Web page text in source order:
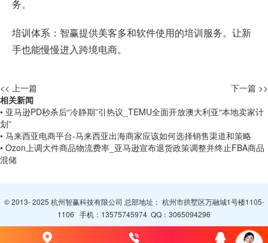
务。
培训体系：智赢提供美客多和软件使用的培训服务。让新
手也能慢慢进入跨境电商。
<< 上一篇
下一篇 >>
相关新闻
• 亚马逊PD秒杀后“冷静期”引热议_TEMU全面开放澳大利亚“本地卖家计
划”
• 马来西亚电商平台-马来西亚出海商家应该如何选择销售渠道和策略
• Ozon上调大件商品物流费率_亚马逊宣布退货政策调整并终止FBA商品
混储
© 2013- 2025 杭州智赢科技有限公司 总部地址： 杭州市拱墅区万融城1号楼1105-
1106 手机： 13575745974 QQ： 3065094296